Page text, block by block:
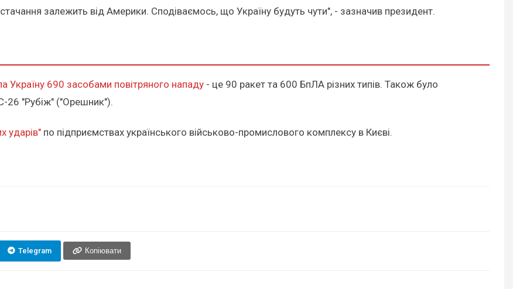
залежить від Америки. Сподіваємось, що Україну будуть чути", - зазначив президент.
Україну 690 засобами повітряного нападу - це 90 ракет та 600 БпЛА різних типів. Також було
26 "Рубіж" ("Орешник").
ударів" по підприємствах українського військово-промислового комплексу в Києві.
Telegram Копіювати